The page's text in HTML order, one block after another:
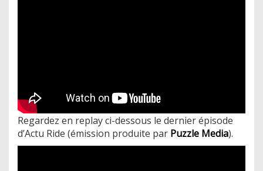
Regardez en replay ci-dessous le dernier épisode
d’Actu Ride (émission produite par Puzzle Media).